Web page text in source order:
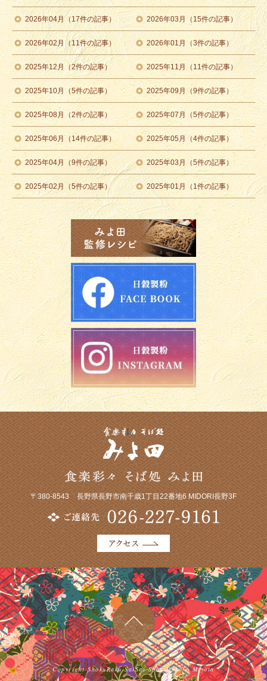
2026年04月（17件の記事） 2026年03月（15件の記事）
2026年02月（11件の記事） 2026年01月（3件の記事）
2025年12月（2件の記事） 2025年11月（11件の記事）
2025年10月（5件の記事） 2025年09月（9件の記事）
2025年08月（2件の記事） 2025年07月（5件の記事）
2025年06月（14件の記事） 2025年05月（4件の記事）
2025年04月（9件の記事） 2025年03月（5件の記事）
2025年02月（5件の記事） 2025年01月（1件の記事）
〒380-8543 長野県長野市南千歳1丁目22番地6 MIDORI長野3F
Copyright ShokuRaku-SaiSai Soba-Dokoro Miyota